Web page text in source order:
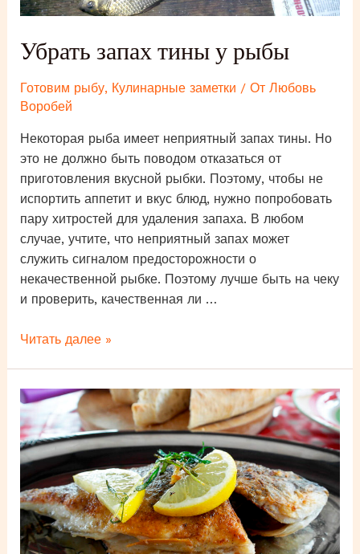
Убрать запах тины у рыбы
Готовим рыбу, Кулинарные заметки / От Любовь
Воробей
Некоторая рыба имеет неприятный запах тины. Но
это не должно быть поводом отказаться от
приготовления вкусной рыбки. Поэтому, чтобы не
испортить аппетит и вкус блюд, нужно попробовать
пару хитростей для удаления запаха. В любом
случае, учтите, что неприятный запах может
служить сигналом предосторожности о
некачественной рыбке. Поэтому лучше быть на чеку
и проверить, качественная ли …
Убрать
у
рыбы
Читать далее »